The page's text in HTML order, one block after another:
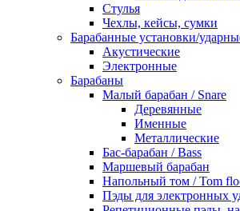
Стулья
Чехлы, кейсы, сумки
Барабанные установки/
Акустические
Электронные
Барабаны
Mалый барабан / Snare
Деревянные
Именные
Металлические
Бас-барабан / Bass
Маршевый барабан
Напольный том / Tom
Пэды для электронных